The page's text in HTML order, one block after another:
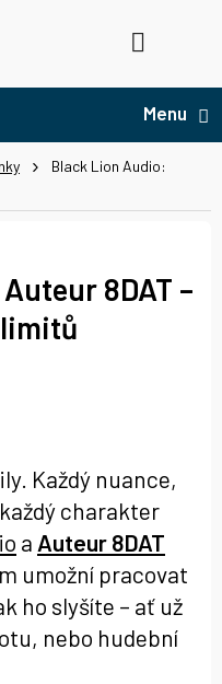
Black Lion Audio:
8DAT –
Každý nuance,
charakter
a Auteur 8DAT
umožní pracovat
ho slyšíte – ať už
nebo hudební